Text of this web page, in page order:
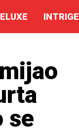
INTRIGE
se